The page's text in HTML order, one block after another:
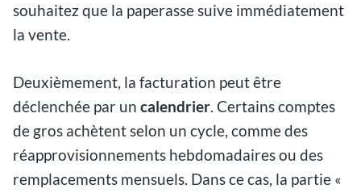
souhaitez que la paperasse suive immédiatement
la vente.
Deuxièmement, la facturation peut être
déclenchée par un calendrier. Certains comptes
de gros achètent selon un cycle, comme des
réapprovisionnements hebdomadaires ou des
remplacements mensuels. Dans ce cas, la partie «